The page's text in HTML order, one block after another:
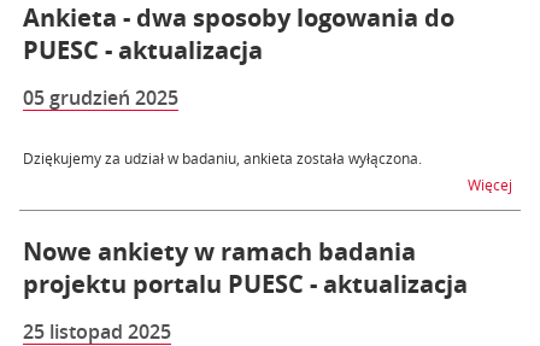
Ankieta - dwa sposoby logowania do
PUESC - aktualizacja
05 grudzień 2025
Dziękujemy za udział w badaniu, ankieta została wyłączona.
Więcej
Nowe ankiety w ramach badania
projektu portalu PUESC - aktualizacja
25 listopad 2025